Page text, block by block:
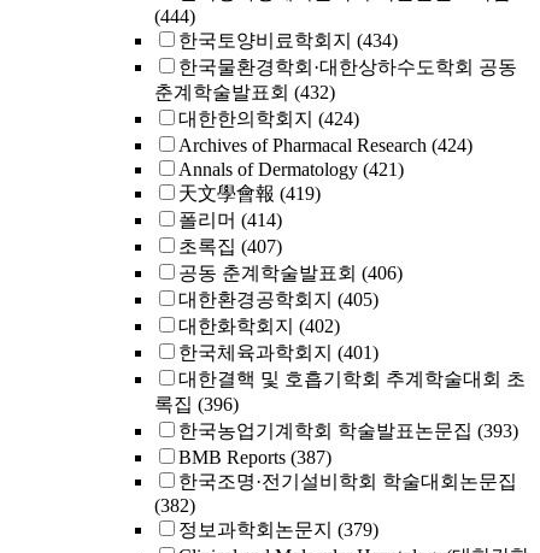
(444)
한국토양비료학회지 (434)
한국물환경학회·대한상하수도학회 공동
춘계학술발표회 (432)
대한한의학회지 (424)
Archives of Pharmacal Research (424)
Annals of Dermatology (421)
天文學會報 (419)
폴리머 (414)
초록집 (407)
공동 춘계학술발표회 (406)
대한환경공학회지 (405)
대한화학회지 (402)
한국체육과학회지 (401)
대한결핵 및 호흡기학회 추계학술대회 초
록집 (396)
한국농업기계학회 학술발표논문집 (393)
BMB Reports (387)
한국조명·전기설비학회 학술대회논문집
(382)
정보과학회논문지 (379)